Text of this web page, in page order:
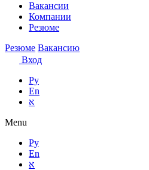
Вакансии
Компании
Резюме
Резюме Вакансию
Вход
Ру
En
א
Menu
Ру
En
א